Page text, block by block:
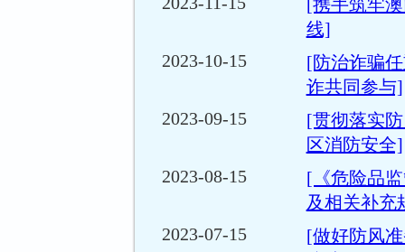
[携手筑牢
线]
2023-10-15
[防治诈骗
诈共同参与]
2023-09-15
[贯彻落实
区消防安全]
2023-08-15
[《危险品
及相关补充
2023-07-15
[做好防风